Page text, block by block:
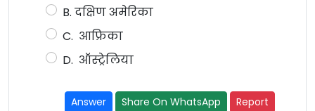
B. दक्षिण अमेरिका
C. आफ्रिका
D. ऑस्ट्रेलिया
Answer Share On WhatsApp Report